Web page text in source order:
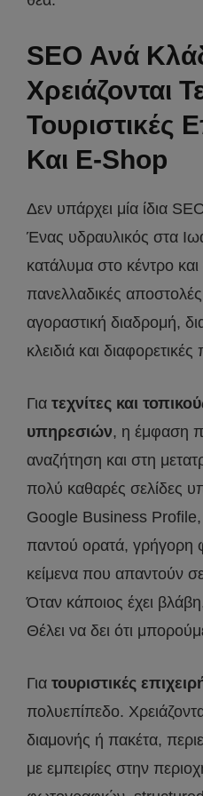
SEO Ανά
Χρειάζονται
Τουριστικές
Και E-Shop
Δεν υπάρχει μία ίδια
Ένας υδραυλικός στα
κατάλυμα στο κέντρο
πανελλαδικές
αγοραστική διαδρομή,
κλειδιά και
Για τεχνίτες και
υπηρεσιών, η έμφαση
αναζήτηση και στη
πολύ καθαρές σελίδες
Google Business Profile,
παντού ορατά, γρήγορη
κείμενα που απαντούν
Όταν κάποιος έχει
Θέλει να δει ότι
Για τουριστικές
πολυεπίπεδο.
διαμονής ή πακέτα,
με εμπειρίες στην